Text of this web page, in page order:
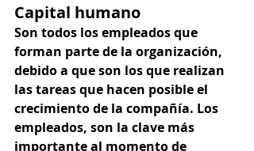
Capital humano
Son todos los empleados que
forman parte de la organización,
debido a que son los que realizan
las tareas que hacen posible el
crecimiento de la compañía. Los
empleados, son la clave más
importante al momento de